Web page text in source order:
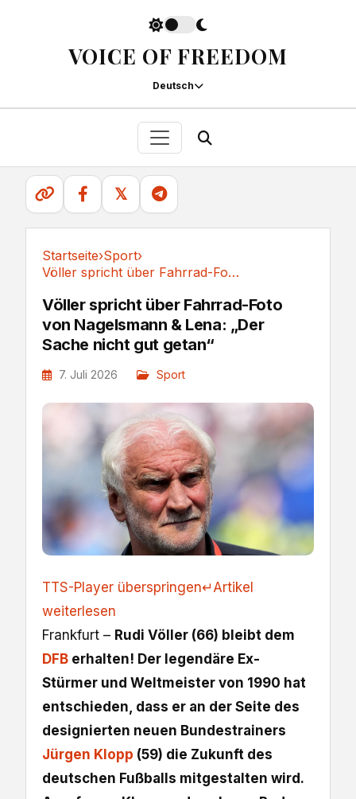
VOICE OF FREEDOM
Deutsch
𝕏
Startseite›Sport›
Völler spricht über Fahrrad-Foto von...
Völler spricht über Fahrrad-Foto
von Nagelsmann & Lena: „Der
Sache nicht gut getan“
7. Juli 2026 Sport
TTS-Player überspringen↵Artikel
weiterlesen
Frankfurt – Rudi Völler (66) bleibt dem
DFB erhalten! Der legendäre Ex-
Stürmer und Weltmeister von 1990 hat
entschieden, dass er an der Seite des
designierten neuen Bundestrainers
Jürgen Klopp (59) die Zukunft des
deutschen Fußballs mitgestalten wird.